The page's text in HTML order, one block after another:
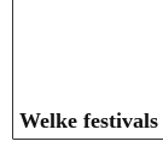
Welke